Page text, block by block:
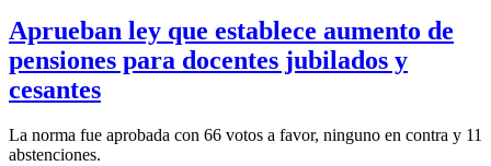
Aprueban ley que establece aumento de
pensiones para docentes jubilados y
cesantes
La norma fue aprobada con 66 votos a favor, ninguno en contra y 11
abstenciones.